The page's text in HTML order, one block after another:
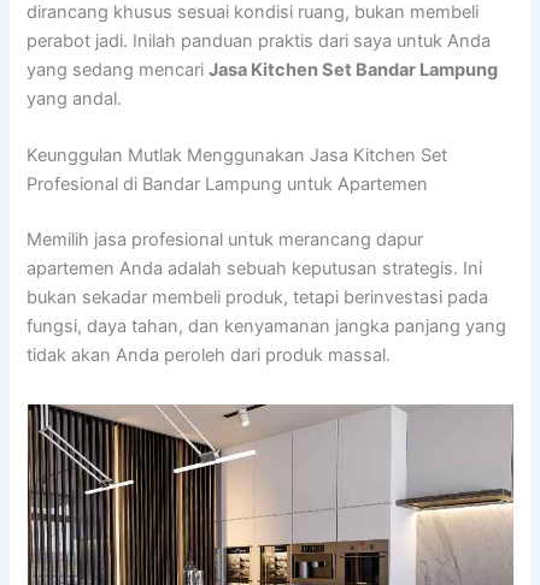
dirancang khusus sesuai kondisi ruang, bukan membeli
perabot jadi. Inilah panduan praktis dari saya untuk Anda
yang sedang mencariJasa Kitchen Set Bandar Lampung
yang andal.
Keunggulan Mutlak Menggunakan Jasa Kitchen Set
Profesional di Bandar Lampung untuk Apartemen
Memilih jasa profesional untuk merancang dapur
apartemen Anda adalah sebuah keputusan strategis. Ini
bukan sekadar membeli produk, tetapi berinvestasi pada
fungsi, daya tahan, dan kenyamanan jangka panjang yang
tidak akan Anda peroleh dari produk massal.